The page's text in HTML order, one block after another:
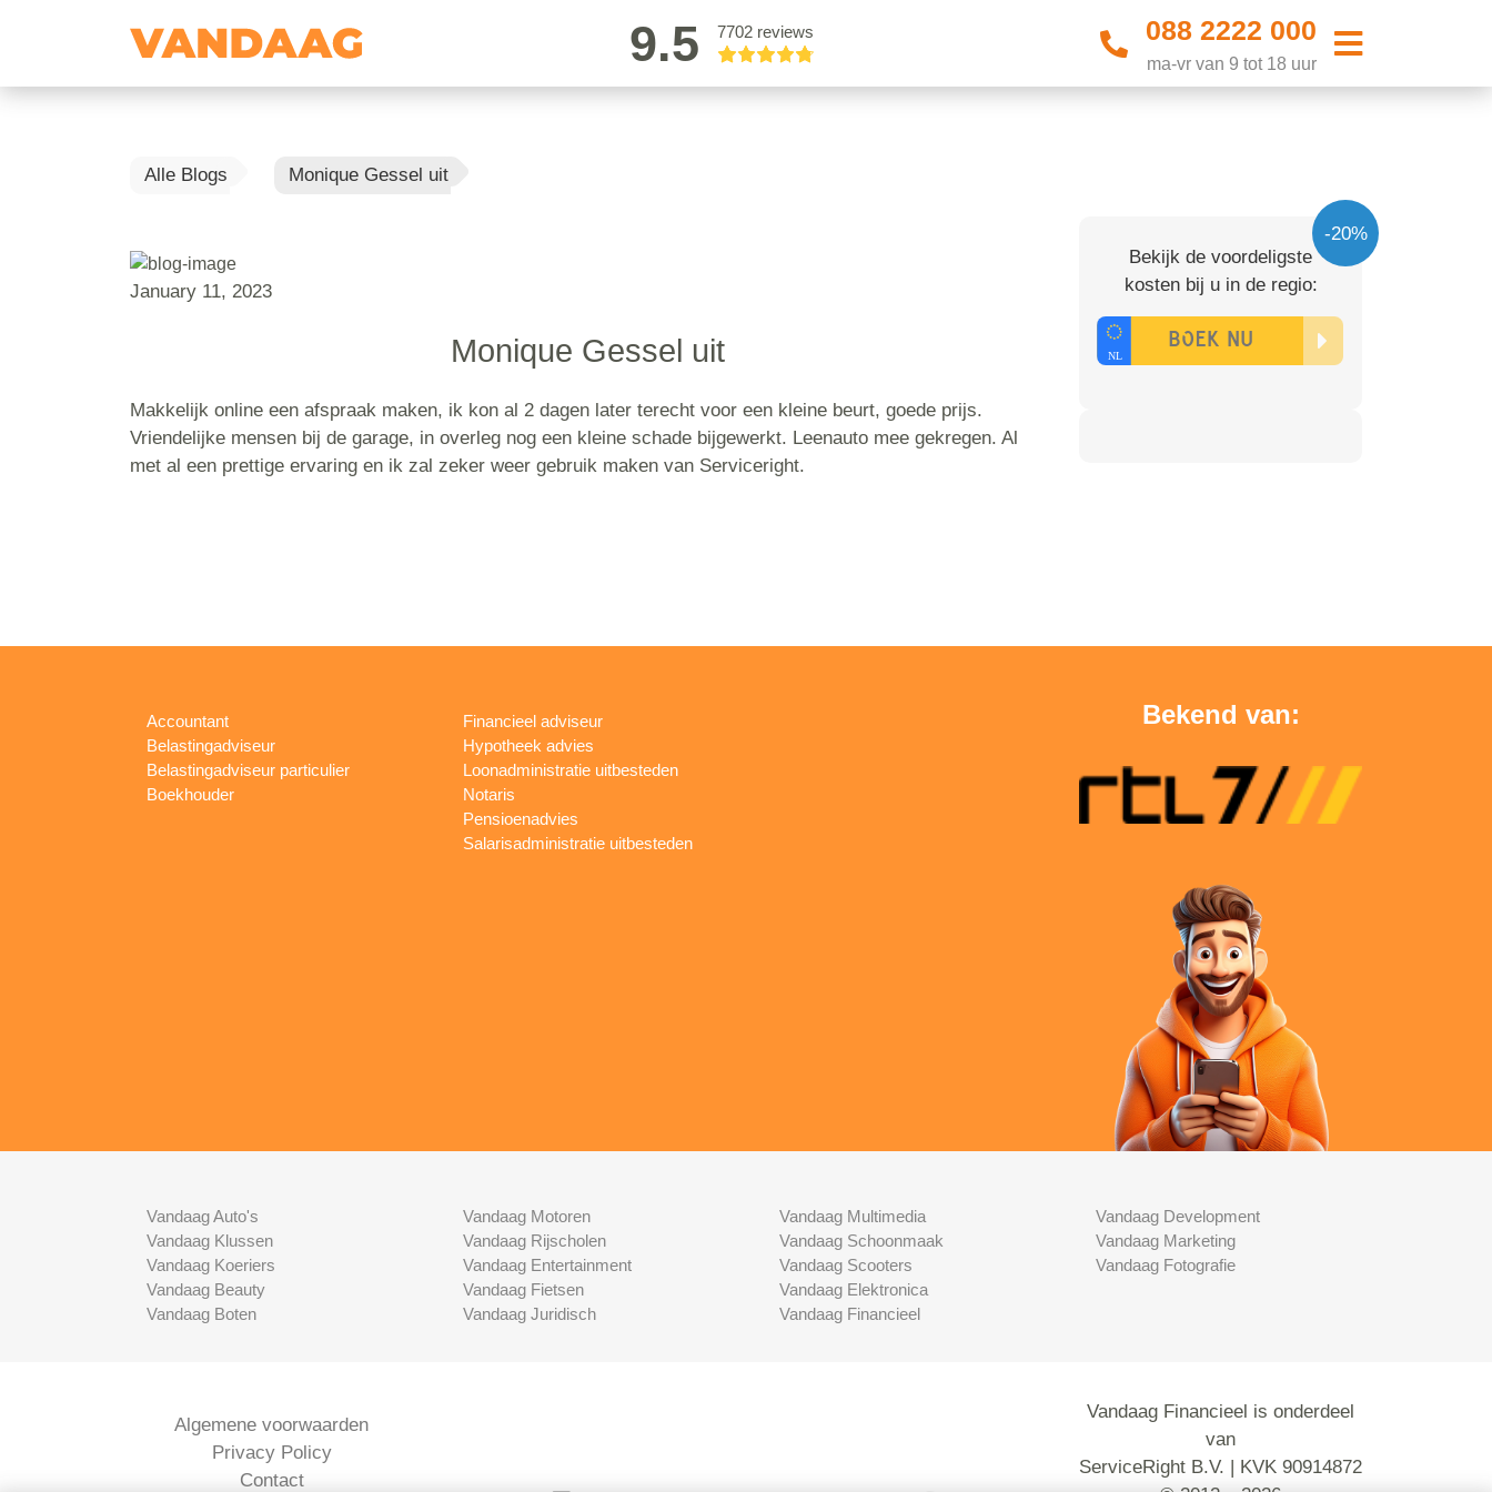
9.5 7702 reviews 088 2222 000
ma-vr van 9 tot 18 uur
Alle Blogs Monique Gessel uit
January 11, 2023
Monique Gessel uit
Makkelijk online een afspraak maken, ik kon al 2 dagen later terecht voor een kleine beurt, goede prijs.
Vriendelijke mensen bij de garage, in overleg nog een kleine schade bijgewerkt. Leenauto mee gekregen. Al
met al een prettige ervaring en ik zal zeker weer gebruik maken van Serviceright.
-20%
Bekijk de voordeligste
kosten bij u in de regio:
Accountant
Belastingadviseur
Belastingadviseur particulier
Boekhouder
Financieel adviseur
Hypotheek advies
Loonadministratie uitbesteden
Notaris
Pensioenadvies
Salarisadministratie uitbesteden
Bekend van:
Vandaag Auto's
Vandaag Klussen
Vandaag Koeriers
Vandaag Beauty
Vandaag Boten
Vandaag Motoren
Vandaag Rijscholen
Vandaag Entertainment
Vandaag Fietsen
Vandaag Juridisch
Vandaag Multimedia
Vandaag Schoonmaak
Vandaag Scooters
Vandaag Elektronica
Vandaag Financieel
Vandaag Development
Vandaag Marketing
Vandaag Fotografie
Algemene voorwaarden
Privacy Policy
Contact
Vandaag Financieel is onderdeel
van
ServiceRight B.V. | KVK 90914872